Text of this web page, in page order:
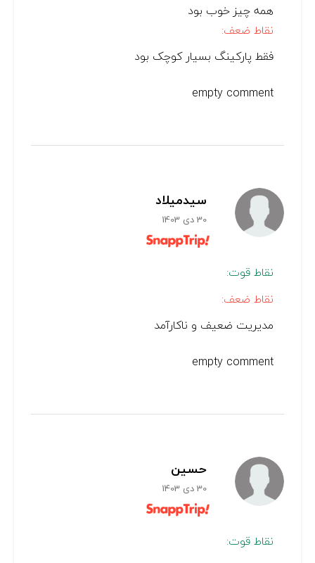
همه چیز خوب بود
نقاط ضعف:
فقط پارکینگ بسیار کوچک بود
empty comment
سیدمیلاد
30 دی 1403
نقاط قوت:
نقاط ضعف:
مدیریت ضعیف و ناکارآمد
empty comment
حسین
30 دی 1403
نقاط قوت: